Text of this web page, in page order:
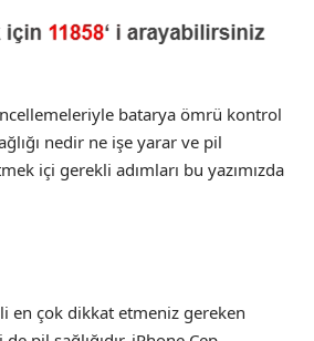
batarya ömrü kontrol
nedir ne işe yarar ve pil
içi gerekli adımları bu yazımızda
en çok dikkat etmeniz gereken